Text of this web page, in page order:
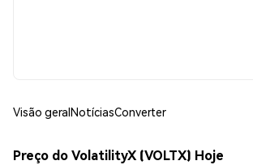
Visão geralNotíciasConverter
Preço do VolatilityX (VOLTX) Hoje